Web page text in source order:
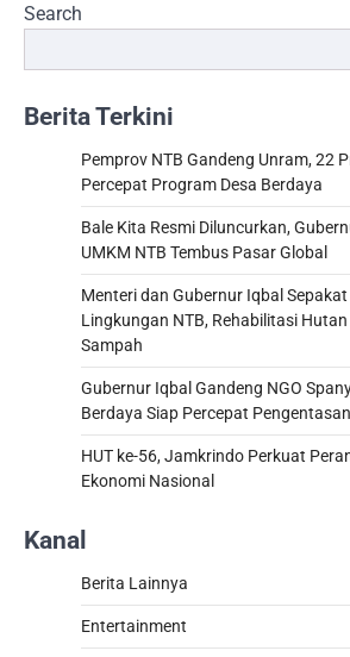
Search
Berita Terkini
Pemprov NTB Gandeng Unram, 22
Percepat Program Desa Berdaya
Bale Kita Resmi Diluncurkan,
UMKM NTB Tembus Pasar Global
Menteri dan Gubernur Iqbal
Lingkungan NTB, Rehabilitasi
Sampah
Gubernur Iqbal Gandeng NGO
Berdaya Siap Percepat
HUT ke-56, Jamkrindo Perkuat
Ekonomi Nasional
Kanal
Berita Lainnya
Entertainment